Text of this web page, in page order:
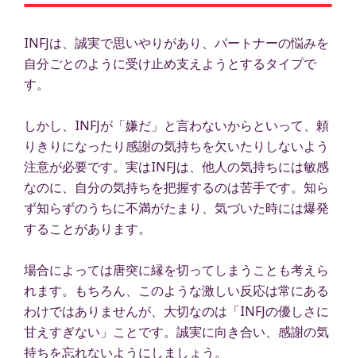
INFJは、誠実で思いやりがあり、パートナーの悩みを
自分ごとのように受け止め支えようとするタイプで
す。
しかし、INFJが「嫌だ」と言わないからといって、頼
りきりになったり感謝の気持ちを欠いたりしないよう
注意が必要です。実はINFJは、他人の気持ちには敏感
なのに、自分の気持ちを把握するのは苦手です。知ら
ず知らずのうちに不満がたまり、気づいた時には爆発
することがあります。
場合によっては唐突に縁を切ってしまうことも考えら
れます。もちろん、このような激しい反応は常にある
わけではありませんが、大切なのは「INFJの優しさに
甘えすぎない」ことです。誠実に向き合い、感謝の気
持ちを忘れないようにしましょう。